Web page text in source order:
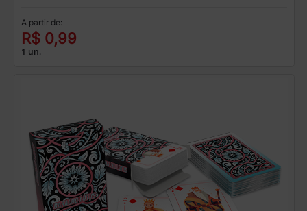
A partir de:
R$ 0,99
1 un.